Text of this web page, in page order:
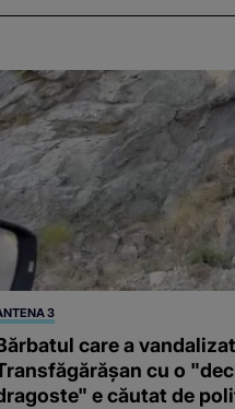
3
care a
cu o
e căutat de